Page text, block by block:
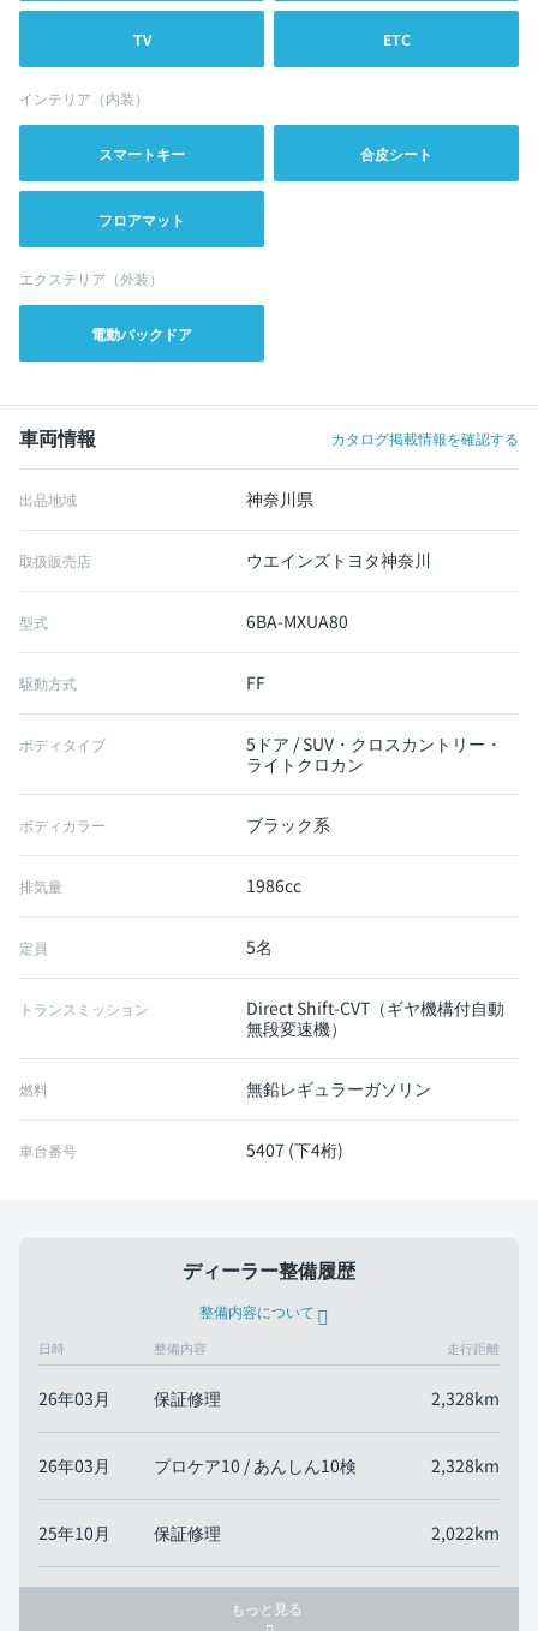
TV ETC
インテリア（内装）
スマートキー 合皮シート
フロアマット
エクステリア（外装）
電動バックドア
車両情報 カタログ掲載情報を確認する
出品地域 神奈川県
取扱販売店 ウエインズトヨタ神奈川
型式 6BA-MXUA80
駆動方式 FF
ボディタイプ
5ドア / SUV・クロスカントリー・
ライトクロカン
ボディカラー ブラック系
排気量 1986cc
定員 5名
トランスミッション
Direct Shift-CVT（ギヤ機構付自動
無段変速機）
燃料 無鉛レギュラーガソリン
車台番号 5407 (下4桁)
ディーラー整備履歴
整備内容について
日時 整備内容 走行距離
26年03月 保証修理 2,328km
26年03月 プロケア10 / あんしん10検 2,328km
25年10月 保証修理 2,022km
もっと見る